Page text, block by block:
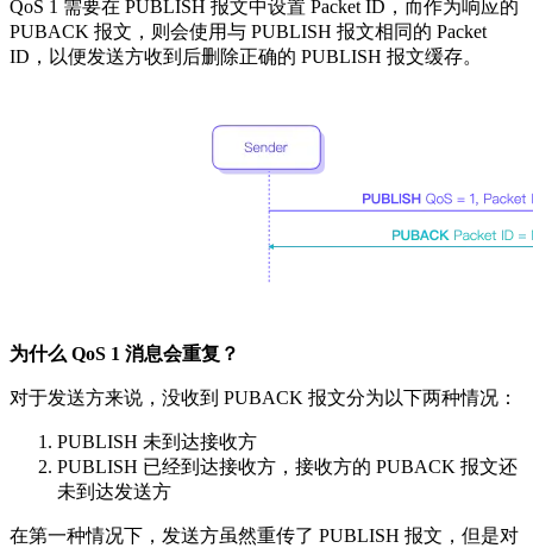
QoS 1 需要在 PUBLISH 报文中设置 Packet ID，而作为响应的
PUBACK 报文，则会使用与 PUBLISH 报文相同的 Packet
ID，以便发送方收到后删除正确的 PUBLISH 报文缓存。
为什么 QoS 1 消息会重复？
对于发送方来说，没收到 PUBACK 报文分为以下两种情况：
PUBLISH 未到达接收方
PUBLISH 已经到达接收方，接收方的 PUBACK 报文还
未到达发送方
在第一种情况下，发送方虽然重传了 PUBLISH 报文，但是对